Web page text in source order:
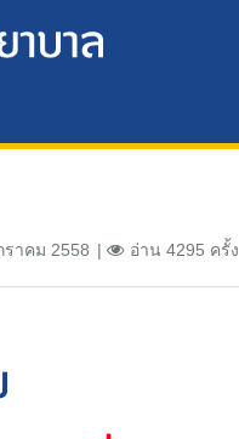
ราคม 2558 อ่าน 4295 ครั้ง